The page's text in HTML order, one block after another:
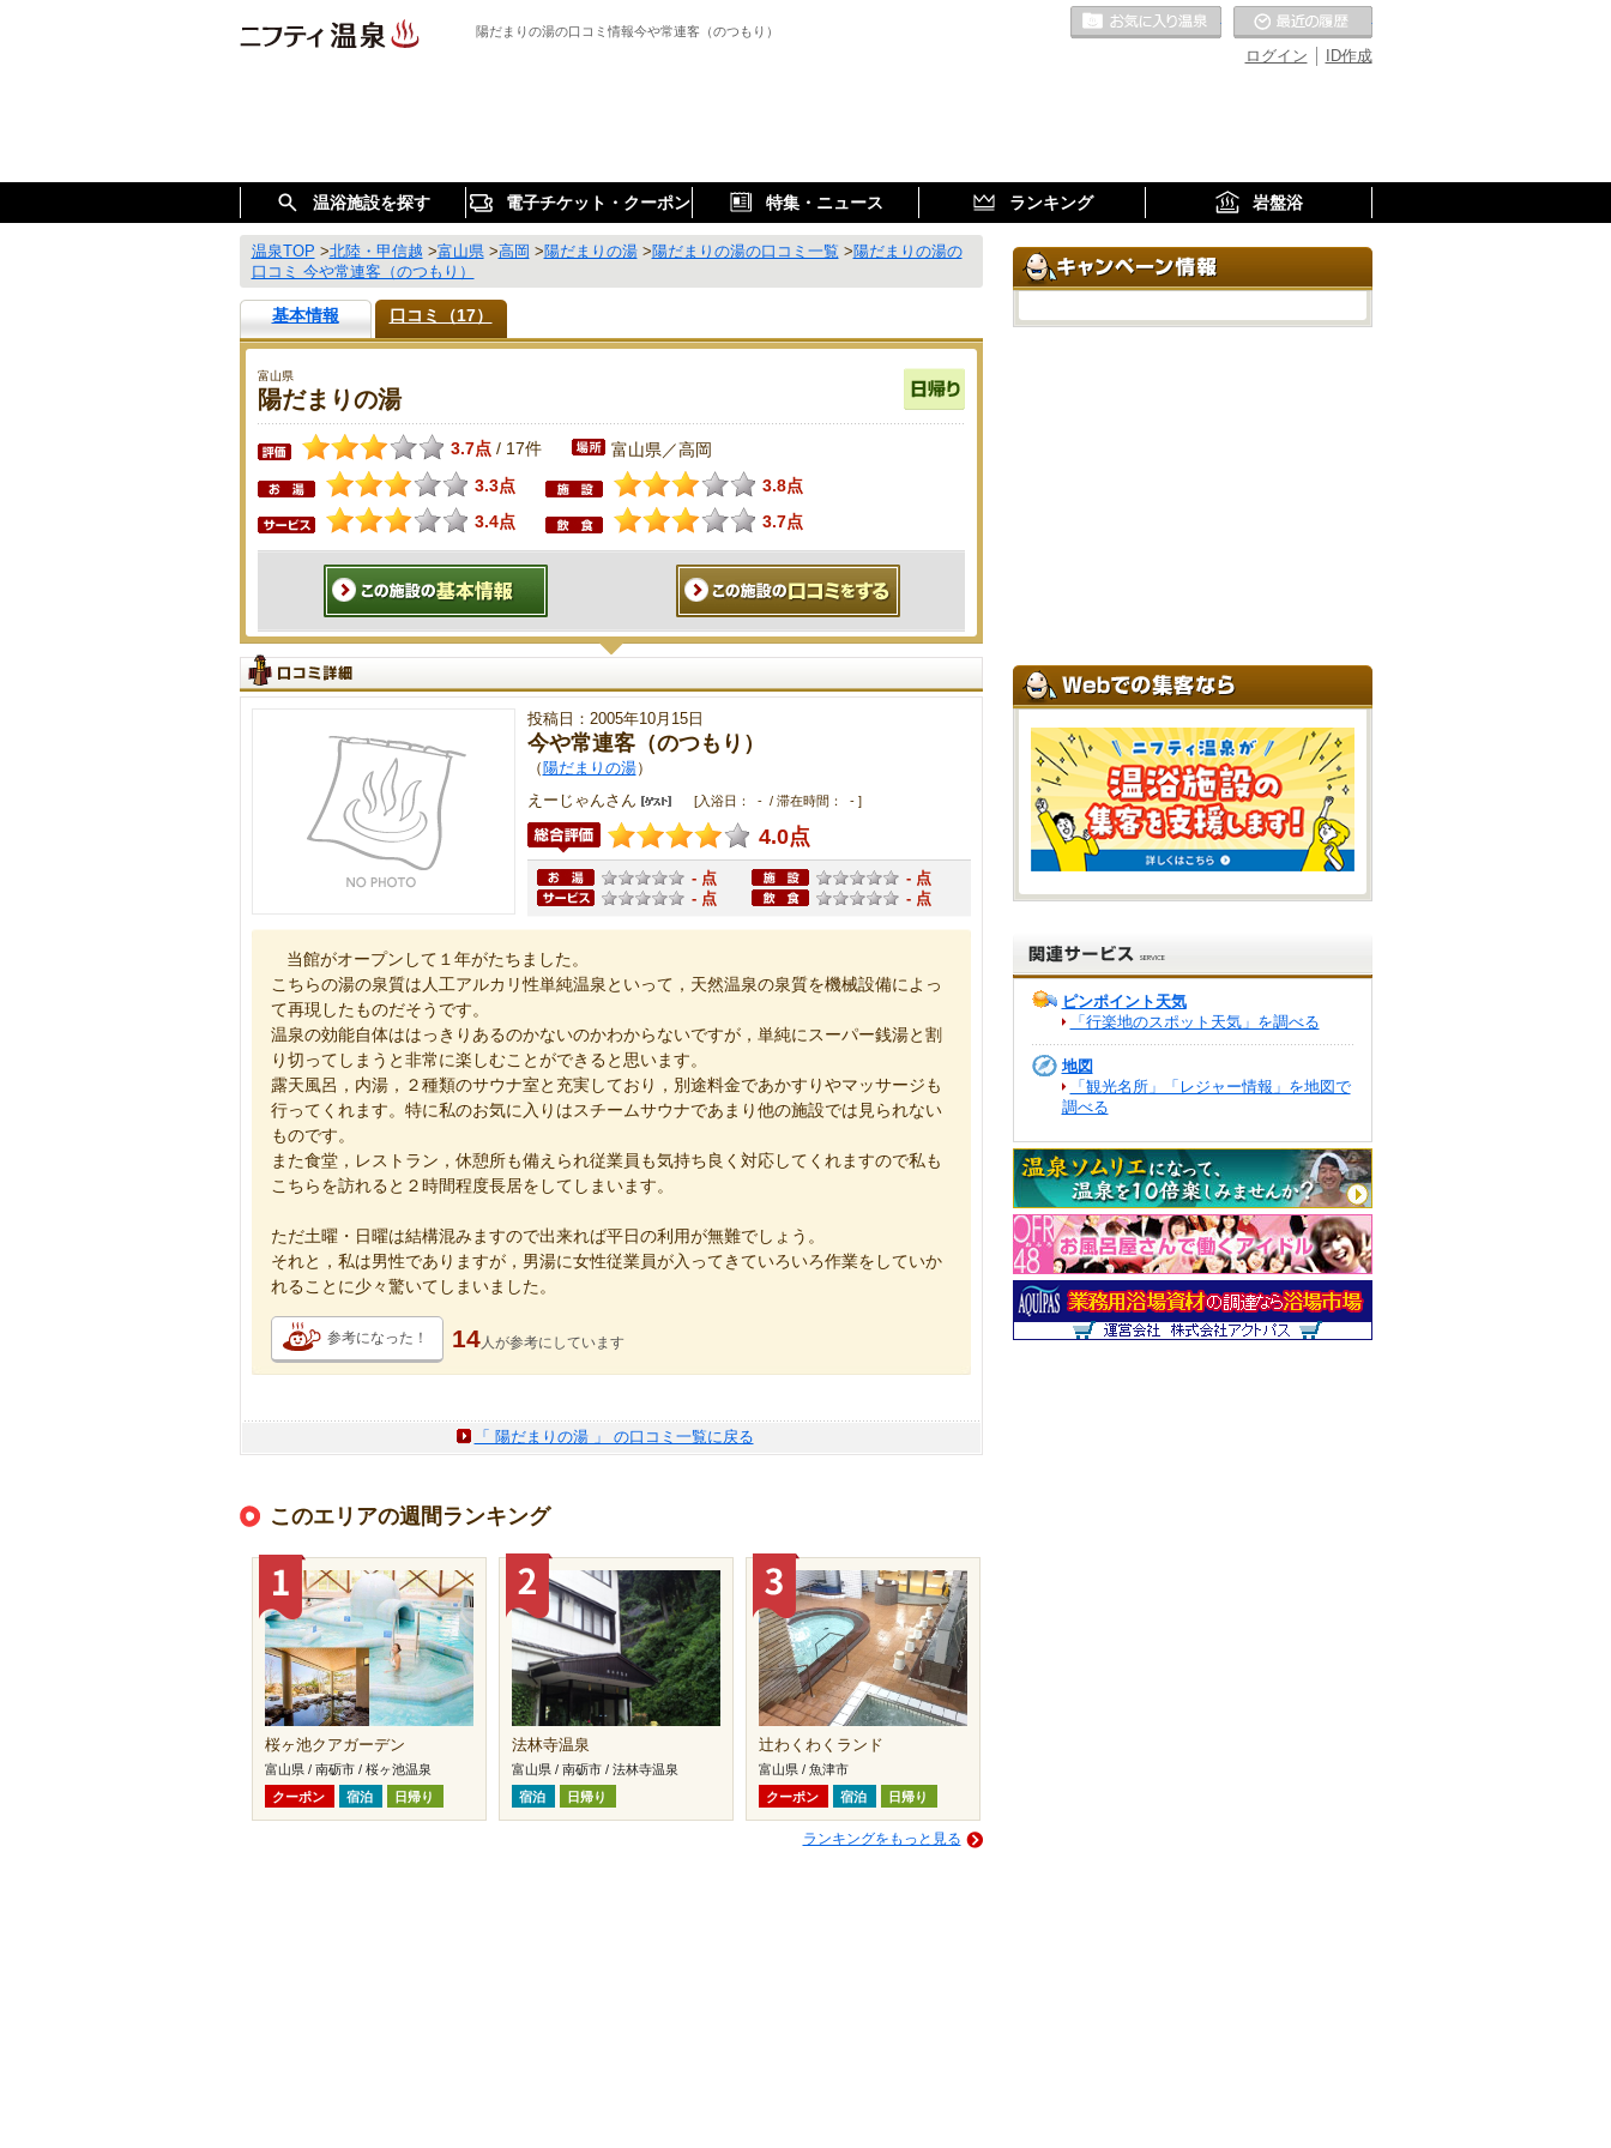
陽だまりの湯の口コミ情報今や常連客（のつもり）
ID作成
ログイン
お気に入りの温泉
温浴施設を探す 電子チケット・クーポン 特集・ニュース ランキング 岩盤浴
温泉TOP >北陸・甲信越 >富山県>高岡 >陽だまりの湯>陽だまりの湯の口コミ一覧 >陽だまりの湯の
口コミ 今や常連客（のつもり）
基本情報 口コミ（17）
富山県
陽だまりの湯
3.7点 / 17件 富山県／高岡
3.3点
3.8点
3.4点
3.7点
投稿日：2005年10月15日
今や常連客（のつもり）
（ 陽だまりの湯）
えーじゃんさん
[入浴日： - / 滞在時間： - ]
4.0点
- 点
- 点
- 点
- 点
当館がオープンして１年がたちました。
こちらの湯の泉質は人工アルカリ性単純温泉といって，天然温泉の泉質を機械設備によっ
て再現したものだそうです。
温泉の効能自体ははっきりあるのかないのかわからないですが，単純にスーパー銭湯と割
り切ってしまうと非常に楽しむことができると思います。
露天風呂，内湯，２種類のサウナ室と充実しており，別途料金であかすりやマッサージも
行ってくれます。特に私のお気に入りはスチームサウナであまり他の施設では見られない
ものです。
また食堂，レストラン，休憩所も備えられ従業員も気持ち良く対応してくれますので私も
こちらを訪れると２時間程度長居をしてしまいます。
ただ土曜・日曜は結構混みますので出来れば平日の利用が無難でしょう。
それと，私は男性でありますが，男湯に女性従業員が入ってきていろいろ作業をしていか
れることに少々驚いてしまいました。
参考になった！ 14人が参考にしています
「 陽だまりの湯 」 の口コミ一覧に戻る
このエリアの週間ランキング
桜ヶ池クアガーデン
富山県 / 南砺市 / 桜ヶ池温泉
クーポン
宿泊 日帰り
法林寺温泉
富山県 / 南砺市 / 法林寺温泉
宿泊
日帰り
辻わくわくランド
富山県 / 魚津市
クーポン
宿泊 日帰り
ランキングをもっと見る
ピンポイント天気
「行楽地のスポット天気」を調べる
地図
「観光名所」「レジャー情報」を地図で
調べる